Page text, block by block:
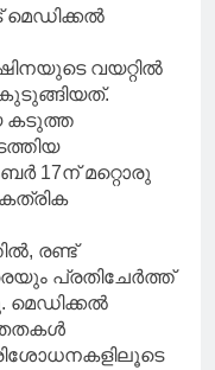
മെഡിക്കൽ
വയറ്റിൽ
കുടുങ്ങിയത്.
കടുത്ത
17ന് മറ്റൊരു
രണ്ട്
പ്രതിചേർത്ത്
മെഡിക്കൽ